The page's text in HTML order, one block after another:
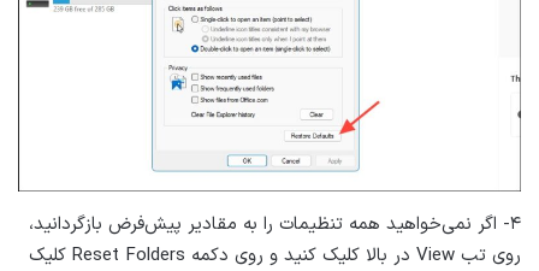
۴- اگر نمی‌خواهید همه تنظیمات را به مقادیر پیش‌فرض بازگردانید،
روی تب View در بالا کلیک کنید و روی دکمه Reset Folders کلیک